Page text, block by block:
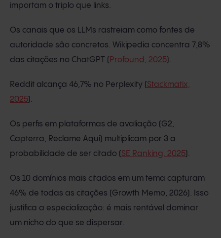
importam o triplo que links.
Os canais que os LLMs rastreiam como fontes de
autoridade são concretos. Wikipedia concentra 7,8%
das citações no ChatGPT ( Profound, 2025).
Reddit alcança 46,7% no Perplexity (Stackmatix,
2025).
Os perfis em plataformas de avaliação (G2,
Capterra, Reclame Aqui) multiplicam por 3 a
probabilidade de ser citado (SE Ranking, 2025).
Os 10 domínios mais citados em um tema capturam
46% de todas as citações (Growth Memo, 2026). Isso
justifica a especialização: é mais rentável dominar
um nicho do que se dispersar.